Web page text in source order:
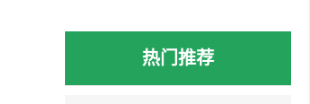
热门推荐